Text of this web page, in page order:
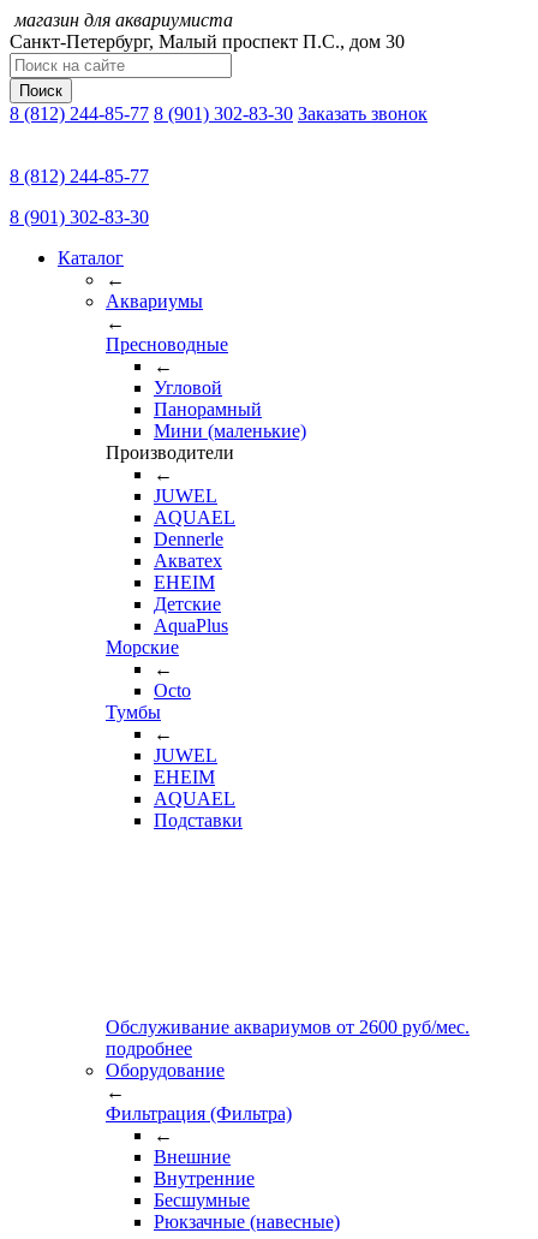
магазин для аквариумиста
Санкт-Петербург, Малый проспект П.C., дом 30
Поиск
8 (812) 244-85-77 8 (901) 302-83-30 Заказать звонок
8 (812) 244-85-77
8 (901) 302-83-30
Каталог
←
Аквариумы
←
Пресноводные
←
Угловой
Панорамный
Мини (маленькие)
Производители
←
JUWEL
AQUAEL
Dennerle
Акватех
EHEIM
Детские
AquaPlus
Морские
←
Octo
Тумбы
←
JUWEL
EHEIM
AQUAEL
Подставки
Обслуживание аквариумов от 2600 руб/мес.
подробнее
Оборудование
←
Фильтрация (Фильтра)
←
Внешние
Внутренние
Бесшумные
Рюкзачные (навесные)